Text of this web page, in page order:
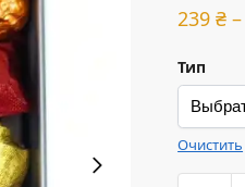
239₴ –
Тип
Очистить